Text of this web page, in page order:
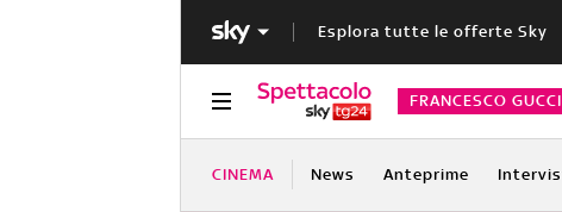
Esplora tutte le offerte Sky
FRANCESCO
CINEMA News Anteprime